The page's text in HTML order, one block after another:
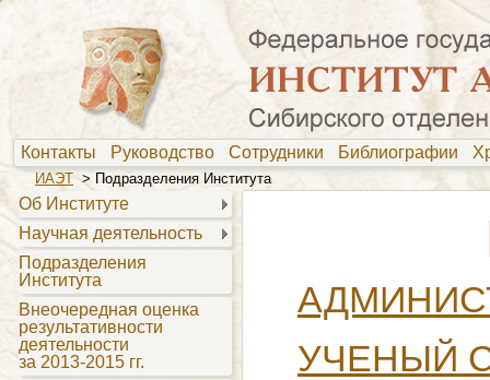
Контакты Руководство Сотрудники Библиографии
ИАЭТ > Подразделения Института
Об Институте
Научная деятельность
Подразделения
Института
Внеочередная оценка
результативности
деятельности
за 2013-2015 гг.
УЧЕНЫЙ